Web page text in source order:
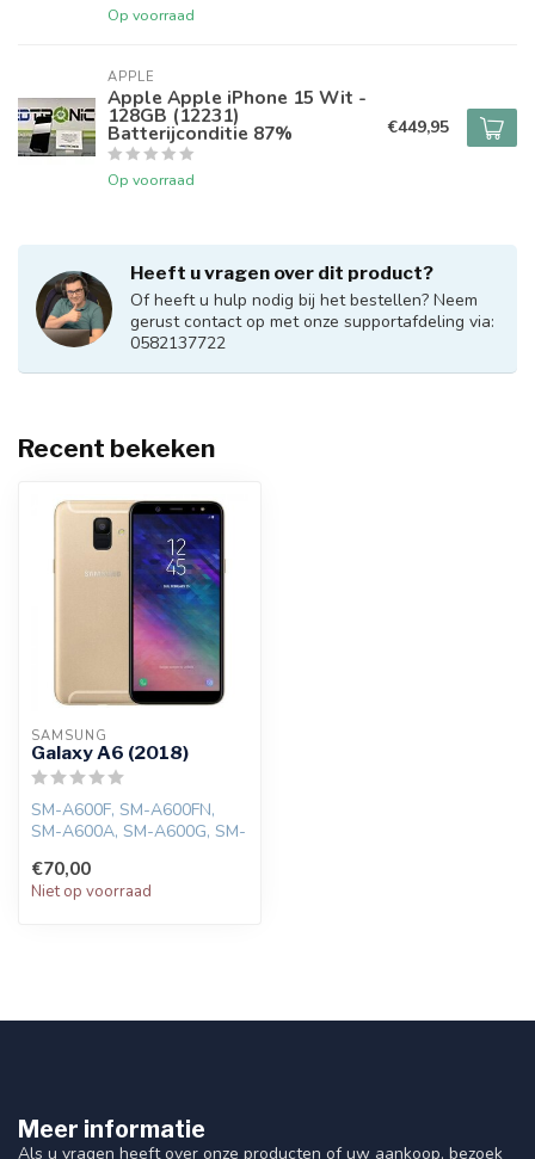
Op voorraad
APPLE
Apple Apple iPhone 15 Wit -
128GB (12231)
Batterijconditie 87%
Op voorraad
€449,95
Heeft u vragen over dit product?
Of heeft u hulp nodig bij het bestellen? Neem
gerust contact op met onze supportafdeling via:
0582137722
Recent bekeken
SAMSUNG
Galaxy A6 (2018)
SM-A600F, SM-A600FN,
SM-A600A, SM-A600G, SM-
A600N, SM-A600T...
€70,00
Niet op voorraad
Meer informatie
Als u vragen heeft over onze producten of uw aankoop, bezoek